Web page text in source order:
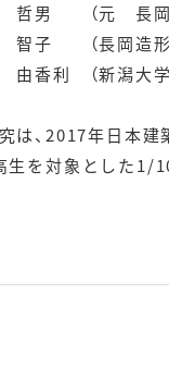
哲男 （元 長岡
智子 （長岡造形
由香利 （新潟大
は、2017年日本
生を対象とした1/